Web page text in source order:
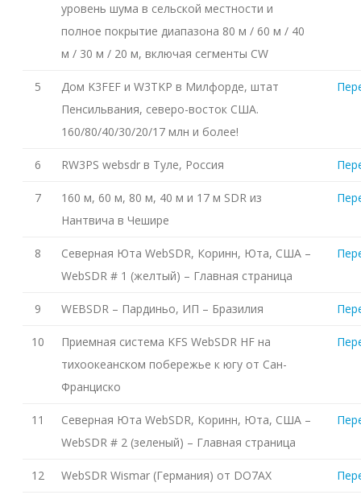
уровень шума в сельской местности и
полное покрытие диапазона 80 м / 60 м / 40
м / 30 м / 20 м, включая сегменты CW
5
Дом K3FEF и W3TKP в Милфорде, штат
Пенсильвания, северо-восток США.
160/80/40/30/20/17 млн и более!
6 RW3PS websdr в Туле, Россия
7
160 м, 60 м, 80 м, 40 м и 17 м SDR из
Нантвича в Чешире
8
Северная Юта WebSDR, Коринн, Юта, США –
WebSDR # 1 (желтый) – Главная страница
9 WEBSDR – Пардиньо, ИП – Бразилия
10
Приемная система KFS WebSDR HF на
тихоокеанском побережье к югу от Сан-
Франциско
11
Северная Юта WebSDR, Коринн, Юта, США –
WebSDR # 2 (зеленый) – Главная страница
12 WebSDR Wismar (Германия) от DO7AX